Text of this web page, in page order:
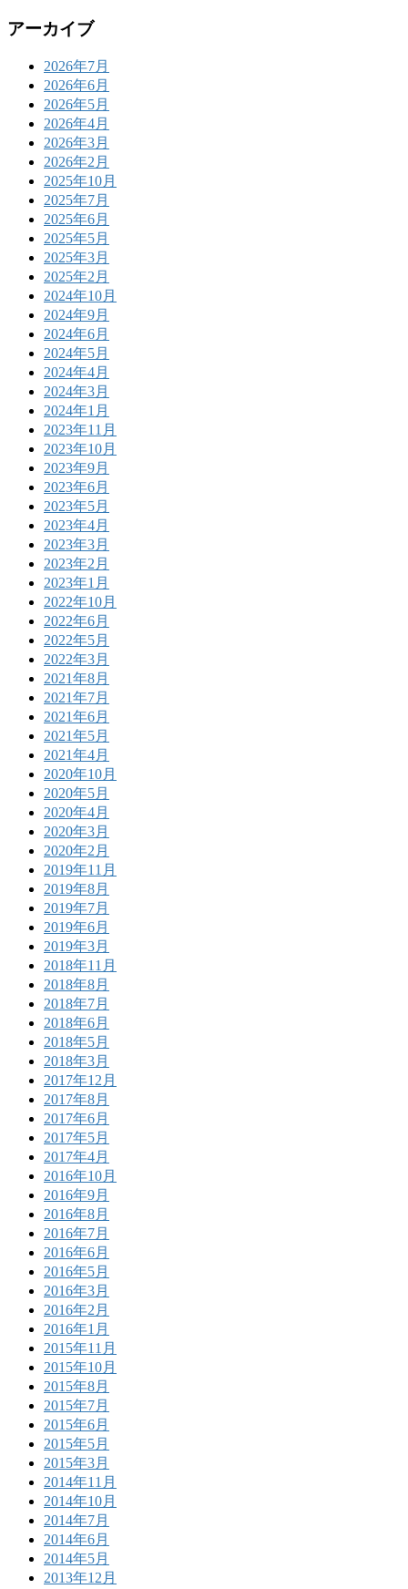
アーカイブ
2026年7月
2026年6月
2026年5月
2026年4月
2026年3月
2026年2月
2025年10月
2025年7月
2025年6月
2025年5月
2025年3月
2025年2月
2024年10月
2024年9月
2024年6月
2024年5月
2024年4月
2024年3月
2024年1月
2023年11月
2023年10月
2023年9月
2023年6月
2023年5月
2023年4月
2023年3月
2023年2月
2023年1月
2022年10月
2022年6月
2022年5月
2022年3月
2021年8月
2021年7月
2021年6月
2021年5月
2021年4月
2020年10月
2020年5月
2020年4月
2020年3月
2020年2月
2019年11月
2019年8月
2019年7月
2019年6月
2019年3月
2018年11月
2018年8月
2018年7月
2018年6月
2018年5月
2018年3月
2017年12月
2017年8月
2017年6月
2017年5月
2017年4月
2016年10月
2016年9月
2016年8月
2016年7月
2016年6月
2016年5月
2016年3月
2016年2月
2016年1月
2015年11月
2015年10月
2015年8月
2015年7月
2015年6月
2015年5月
2015年3月
2014年11月
2014年10月
2014年7月
2014年6月
2014年5月
2013年12月